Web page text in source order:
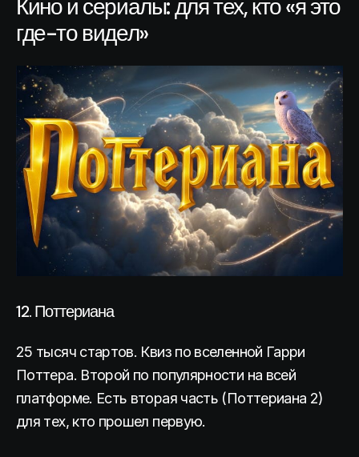
Кино и сериалы: для тех, кто «я это
где-то видел»
12. Поттериана
25 тысяч стартов. Квиз по вселенной Гарри
Поттера. Второй по популярности на всей
платформе. Есть вторая часть (Поттериана 2)
для тех, кто прошел первую.